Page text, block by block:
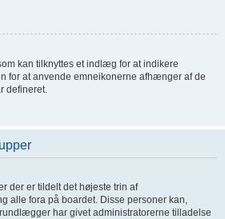
kan tilknyttes et indlæg for at indikere
for at anvende emneikonerne afhænger af de
defineret.
der er tildelt det højeste trin af
alle fora på boardet. Disse personer kan,
har givet administratorerne tilladelse